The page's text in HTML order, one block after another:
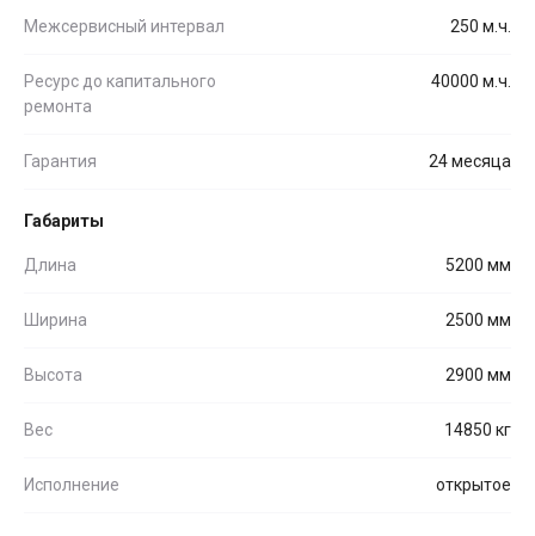
Межсервисный интервал 250 м.ч.
Ресурс до капитального
ремонта
40000 м.ч.
Гарантия 24 месяца
Габариты
Длина 5200 мм
Ширина 2500 мм
Высота 2900 мм
Вес 14850 кг
Исполнение открытое